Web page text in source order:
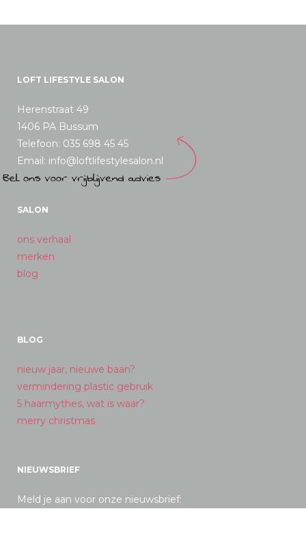
LOFT LIFESTYLE SALON
Herenstraat 49
1406 PA Bussum
Telefoon: 035 698 45 45
Email: info@loftlifestylesalon.nl
SALON
ons verhaal
merken
blog
BLOG
nieuw jaar, nieuwe baan?
vermindering plastic gebruik
5 haarmythes, wat is waar?
merry christmas
NIEUWSBRIEF
Meld je aan voor onze nieuwsbrief: